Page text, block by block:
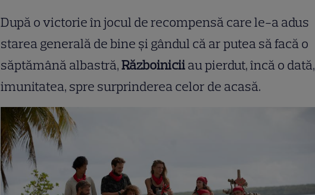
După o victorie în jocul de recompensă care le-a adus
starea generală de bine și gândul că ar putea să facă o
săptămână albastră,Războiniciiau pierdut, încă o dată,
imunitatea, spre surprinderea celor de acasă.